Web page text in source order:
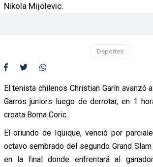
Nikola Mijolevic.
Deportes
El tenista chilenos Christian Garín avanzó
Garros juniors luego de derrotar, en 1
croata Borna Coric.
El oriundo de Iquique, venció por
octavo sembrado del segundo Grand
en la final donde enfrentará al